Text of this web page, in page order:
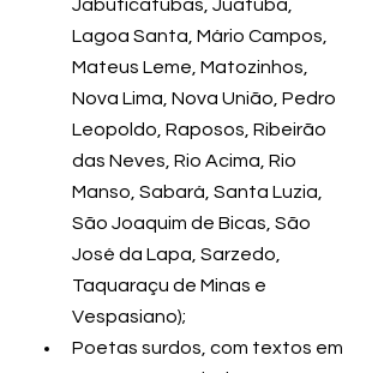
Jabuticatubas, Juatuba,
Lagoa Santa, Mário Campos,
Mateus Leme, Matozinhos,
Nova Lima, Nova União, Pedro
Leopoldo, Raposos, Ribeirão
das Neves, Rio Acima, Rio
Manso, Sabará, Santa Luzia,
São Joaquim de Bicas, São
José da Lapa, Sarzedo,
Taquaraçu de Minas e
Vespasiano);
Poetas surdos, com textos em